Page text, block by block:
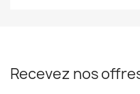
Recevez nos